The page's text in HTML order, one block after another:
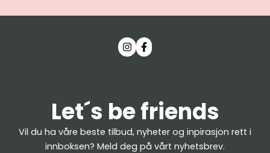
Let´s be friends
Vil du ha våre beste tilbud, nyheter og inpirasjon rett i
innboksen? Meld deg på vårt nyhetsbrev.